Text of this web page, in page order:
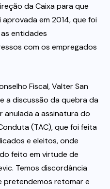
da Caixa para que
em 2014, que foi
entidades
com os empregados
Fiscal, Valter San
a discussão da quebra da
anulada a assinatura do
(TAC), que foi feita
e eleitos, onde
feito em virtude de
Temos discordância
pretendemos retomar e